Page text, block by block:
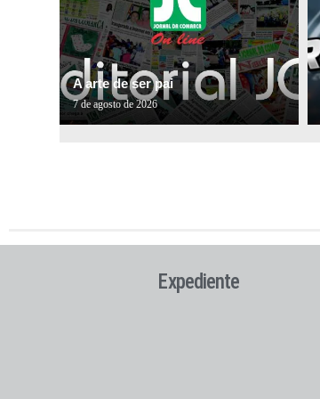
A arte de ser pai
7 de agosto de 2026
Expediente